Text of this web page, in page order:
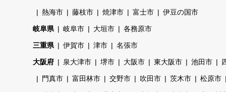
熱海市 藤枝市 焼津市 富士市 伊豆の国市
岐阜県 岐阜市 大垣市 各務原市
三重県 伊賀市 津市 名張市
大阪府 泉大津市 堺市 大阪市 東大阪市 池田市
門真市 富田林市 交野市 吹田市 茨木市 松原市